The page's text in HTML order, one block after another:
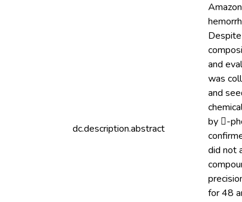
dc.description.abstract
and
was
and
by -
did not
for 48